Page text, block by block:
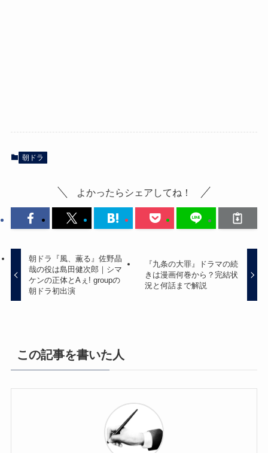
朝ドラ
よかったらシェアしてね！
朝ドラ『風、薫る』佐野晶
哉の役は島田健次郎｜シマ
ケンの正体とAぇ! groupの
朝ドラ初出演
『九条の大罪』ドラマの続
きは漫画何巻から？完結状
況と何話まで解説
この記事を書いた人